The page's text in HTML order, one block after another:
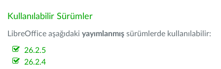
Kullanılabilir Sürümler
LibreOffice aşağıdaki yayımlanmış sürümlerde kullanılabilir:
26.2.5
26.2.4